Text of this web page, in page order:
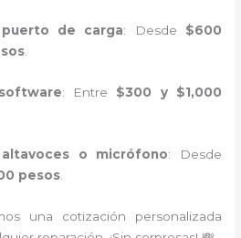
de carga: Desde $600
.
: Entre $300 y $1,000
o micrófono: Desde
pesos
una cotización personalizada